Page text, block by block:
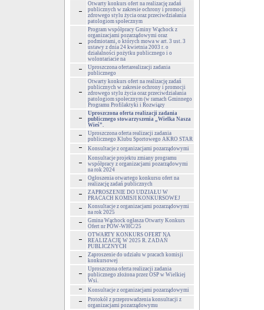
Otwarty konkurs ofert na realizację zadań
publicznych w zakresie ochrony i promocji
zdrowego stylu życia oraz przeciwdziałania
patologiom społecznym
Program współpracy Gminy Wąchock z
organizacjami pozarządowymi oraz
podmiotami, o których mowa w art. 3 ust. 3
ustawy z dnia 24 kwietnia 2003 r. o
działalności pożytku publicznego i o
wolontariacie na
Uproszczona ofertarealizacji zadania
publicznego
Otwarty konkurs ofert na realizację zadań
publicznych w zakresie ochrony i promocji
zdrowego stylu życia oraz przeciwdziałania
patologiom społecznym (w ramach Gminnego
Programu Profilaktyki i Rozwiązy
Uproszczona oferta realizacji zadania
publicznego stowarzyszenia „Wielka Nasza
Wieś”.
Uproszczona oferta realizacji zadania
publicznego Klubu Sportowego AKRO STAR
Konsultacje z organizacjami pozarządowymi
Konsultacje projektu zmiany programu
współpracy z organizacjami pozarządowymi
na rok 2024
Ogłoszenia otwartego konkursu ofert na
realizację zadań publicznych
ZAPROSZENIE DO UDZIAŁU W
PRACACH KOMISJI KONKURSOWEJ
Konsultacje z organizacjami pozarządowymi
na rok 2025
Gmina Wąchock ogłasza Otwarty Konkurs
Ofert nr POW-WHC/25
OTWARTY KONKURS OFERT NA
REALIZACJĘ W 2025 R. ZADAŃ
PUBLICZNYCH
Zaproszenie do udziału w pracach komisji
konkursowej
Uproszczona oferta realizacji zadania
publicznego złożona przez OSP w Wielkiej
Wsi.
Konsultacje z organizacjami pozarządowymi
Protokół z przeprowadzenia konsultacji z
organizacjami pozarządowymu